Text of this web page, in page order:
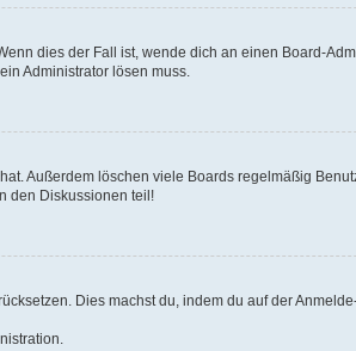
dies der Fall ist, wende dich an einen Board-
Administrator lösen muss.
Außerdem löschen viele Boards regelmäßig
den Diskussionen teil!
Dies machst du, indem du auf der